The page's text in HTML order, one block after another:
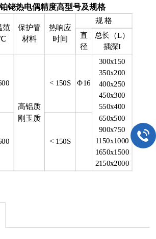
铑热电偶精度高型号及规格
范 保护管
材料
热响应
时间
规 格
直
径
总长（L）
插深I
高铝质
刚玉质
< 150S Φ16
300x150
350x200
400x250
450x300
550x400
650x500
900x750
1150x1000
1650x1500
2150x2000
< 150S